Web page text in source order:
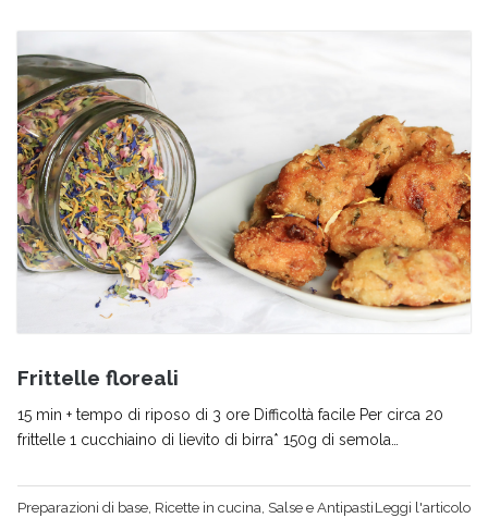
Frittelle floreali
15 min + tempo di riposo di 3 ore Difficoltà facile Per circa 20
frittelle 1 cucchiaino di lievito di birra* 150g di semola…
Preparazioni di base Ricette in cucina Salse e AntipastiLeggi l'articolo